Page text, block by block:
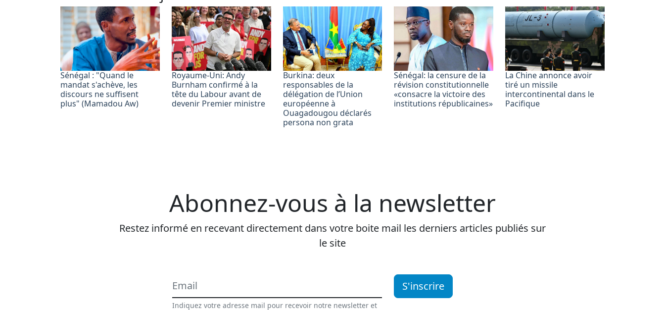
Sénégal : "Quand le
mandat s'achève, les
discours ne suffisent
plus" (Mamadou Aw)
Royaume-Uni: Andy
Burnham confirmé à la
tête du Labour avant de
devenir Premier ministre
Burkina: deux
responsables de la
délégation de l’Union
européenne à
Ouagadougou déclarés
persona non grata
Sénégal: la censure de la
révision constitutionnelle
«consacre la victoire des
institutions républicaines»
La Chine annonce avoir
tiré un missile
intercontinental dans le
Pacifique
Abonnez-vous à la newsletter
Restez informé en recevant directement dans votre boite mail les derniers articles publiés sur
le site
Indiquez votre adresse mail pour recevoir notre newsletter et
S'inscrire